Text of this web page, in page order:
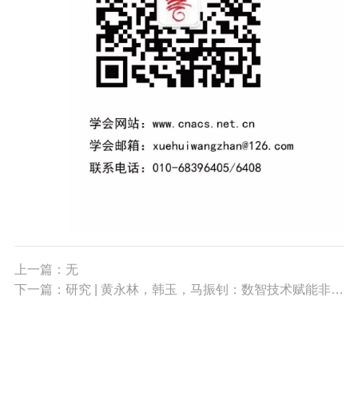
上一篇：无
下一篇：研究 | 黄永林，韩玉，马振钊：数智技术赋能非遗传播的实践形态与优化路径研究（一）